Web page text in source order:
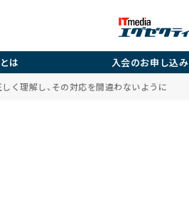
は 入会のお申し込み
く理解し、その対応を間違わないように